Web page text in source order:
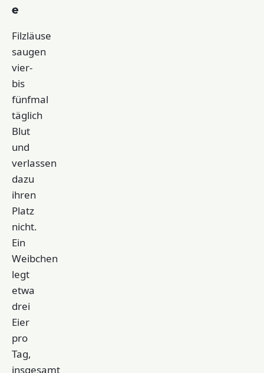
e
Filzläuse
saugen
vier-
bis
fünfmal
täglich
Blut
und
verlassen
dazu
ihren
Platz
nicht.
Ein
Weibchen
legt
etwa
drei
Eier
pro
Tag,
insgesamt